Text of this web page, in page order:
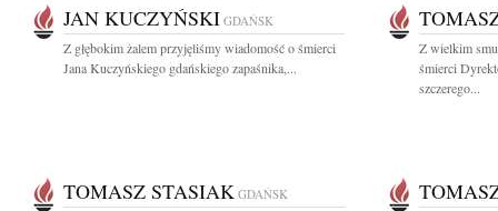
JAN KUCZYŃSKI GDAŃSK
Z głębokim żalem przyjęliśmy wiadomość o śmierci
Jana Kuczyńskiego gdańskiego zapaśnika,...
Z wielkim
śmierci
szczerego...
TOMASZ STASIAK GDAŃSK